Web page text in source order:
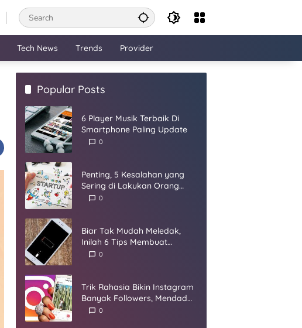
Tech News Trends Provider
Popular Posts
6 Player Musik Terbaik Di
Smartphone Paling Update
0
Penting, 5 Kesalahan yang
Sering di Lakukan Orang
Dalam Membangun Startup
0
Biar Tak Mudah Meledak,
Inilah 6 Tips Membuat
Baterai Smartphone Panjang
0
Trik Rahasia Bikin Instagram
Banyak Followers, Mendadak
Jadi Selebgram
0